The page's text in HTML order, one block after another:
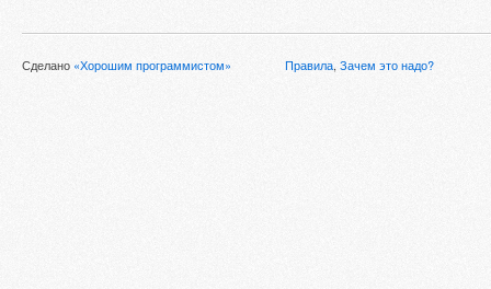
Сделано «Хорошим программистом» Правила, Зачем это надо?